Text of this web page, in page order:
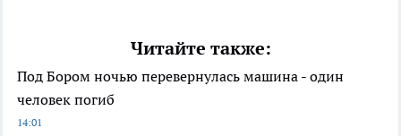
Читайте также:
Под Бором ночью перевернулась машина - один
человек погиб
14:01